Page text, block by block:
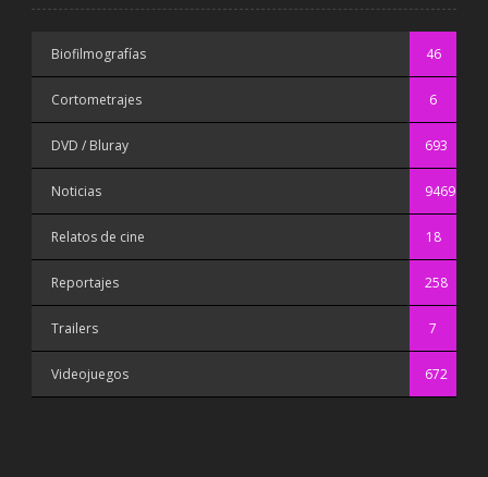
Biofilmografías 46
Cortometrajes 6
DVD / Bluray 693
Noticias 9469
Relatos de cine 18
Reportajes 258
Trailers 7
Videojuegos 672